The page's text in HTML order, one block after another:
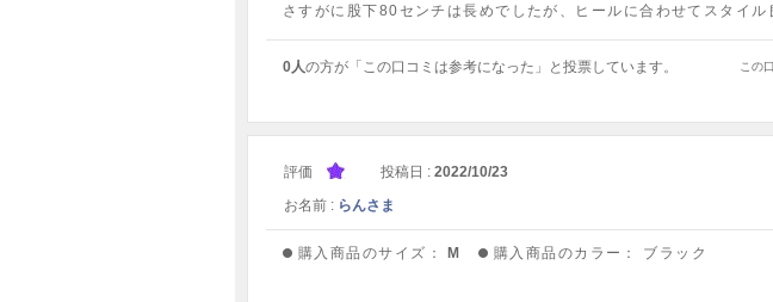
さすがに股下80センチは長めでしたが、ヒールに合わせてスタイ
この
0人の方が「この口コミは参考になった」と投票しています。
評価 投稿日 : 2022/10/23
お名前 : らんさま
購入商品のサイズ： M 購入商品のカラー： ブラック